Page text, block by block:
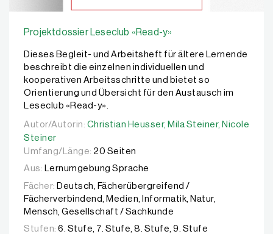
Projektdossier Leseclub «Read-y»
Dieses Begleit- und Arbeitsheft für ältere Lernende
beschreibt die einzelnen individuellen und
kooperativen Arbeitsschritte und bietet so
Orientierung und Übersicht für den Austausch im
Leseclub «Read-y».
Autor/Autorin: Christian Heusser, Mila Steiner, Nicole
Autor/Autorin: Christian Heusser, Mila Steiner, Nicole
Steiner
Umfang/Länge: 20 Seiten
Aus: Lernumgebung Sprache
Fächer: Deutsch, Fächerübergreifend /
Fächerverbindend, Medien, Informatik, Natur,
Mensch, Gesellschaft / Sachkunde
Stufen: 6. Stufe, 7. Stufe, 8. Stufe, 9. Stufe